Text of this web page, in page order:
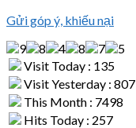
Gửi góp ý, khiếu nại
Visit Today : 135
Visit Yesterday : 807
This Month : 7498
Hits Today : 257